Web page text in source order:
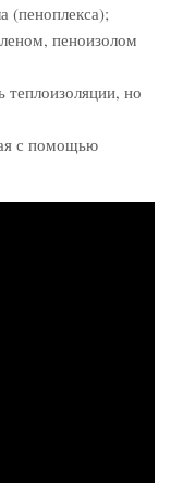
(пеноплекса);
пеноизолом
теплоизоляции, но
с помощью